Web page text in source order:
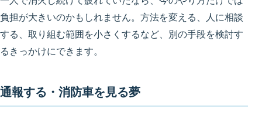
負担が大きいのかもしれません。方法を変える、人に相談
する、取り組む範囲を小さくするなど、別の手段を検討す
るきっかけにできます。
通報する・消防車を見る夢